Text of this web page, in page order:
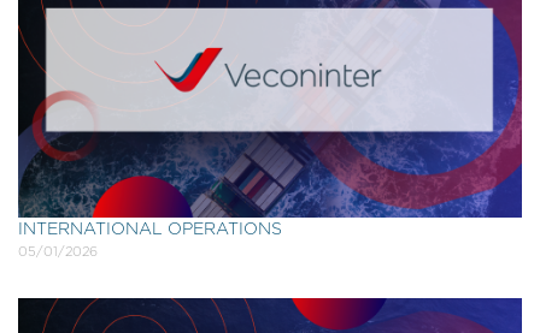
INTERNATIONAL OPERATIONS
05/01/2026